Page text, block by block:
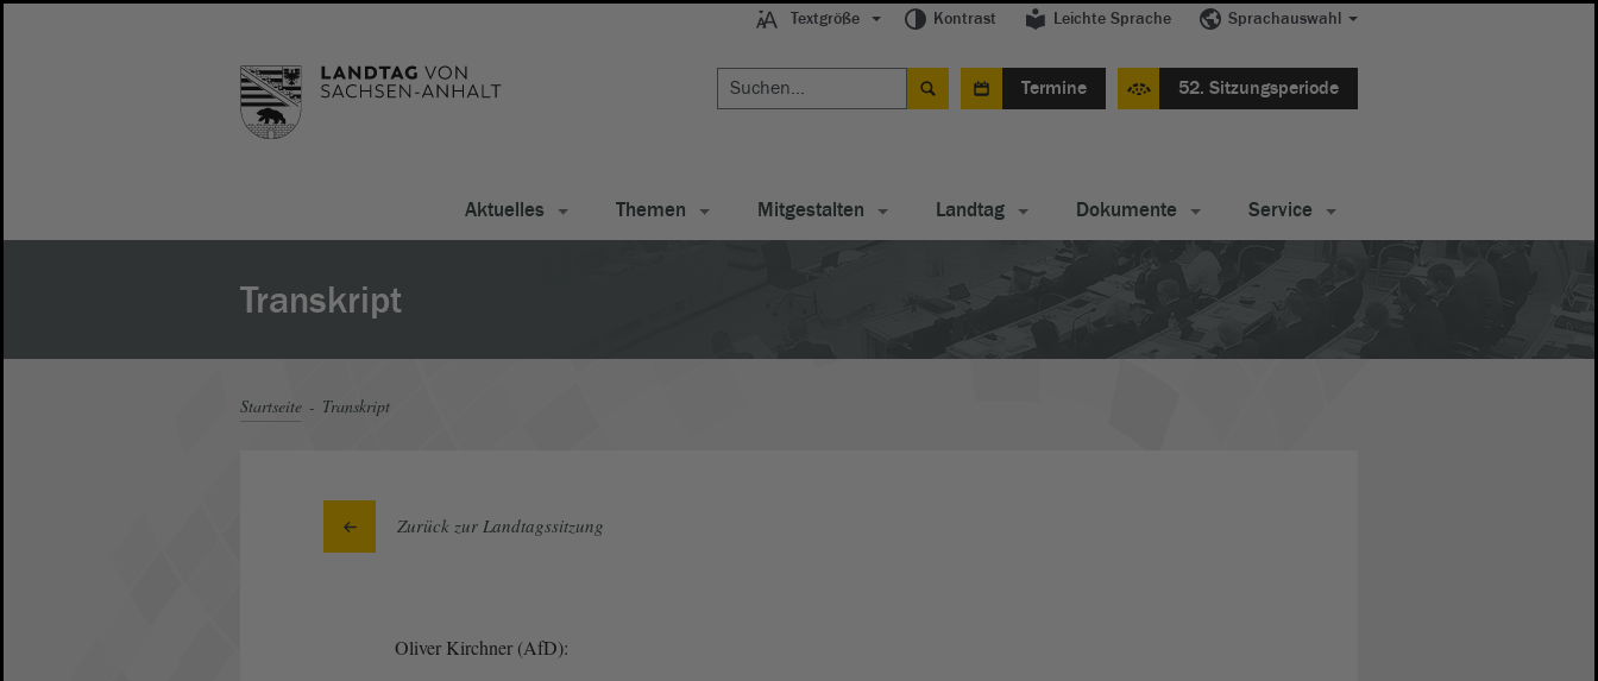
Textgröße Kontrast Leichte Sprache Sprachauswahl
Termine 52. Sitzungsperiode
Aktuelles Themen Mitgestalten Landtag Dokumente Service
Transkript
Startseite Transkript
Zurück zur Landtagssitzung
Oliver Kirchner (AfD):